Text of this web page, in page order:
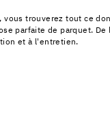
vous trouverez tout ce
parfaite de parquet. De
et à l'entretien.